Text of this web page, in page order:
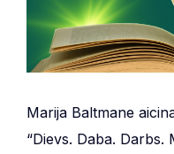
Marija Baltmane
“Dievs. Daba. Darbs.